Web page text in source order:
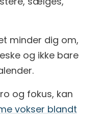
minder dig om,
og ikke bare
og fokus, kan
vokser blandt